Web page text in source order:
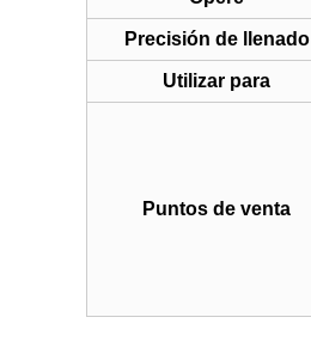
Precisión de llenado
Utilizar para
Puntos de venta